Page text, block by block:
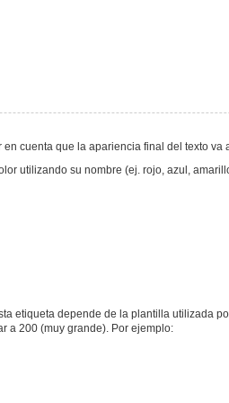
cuenta que la apariencia final del texto
utilizando su nombre (ej. rojo, azul,
etiqueta depende de la plantilla utilizada
a 200 (muy grande). Por ejemplo: